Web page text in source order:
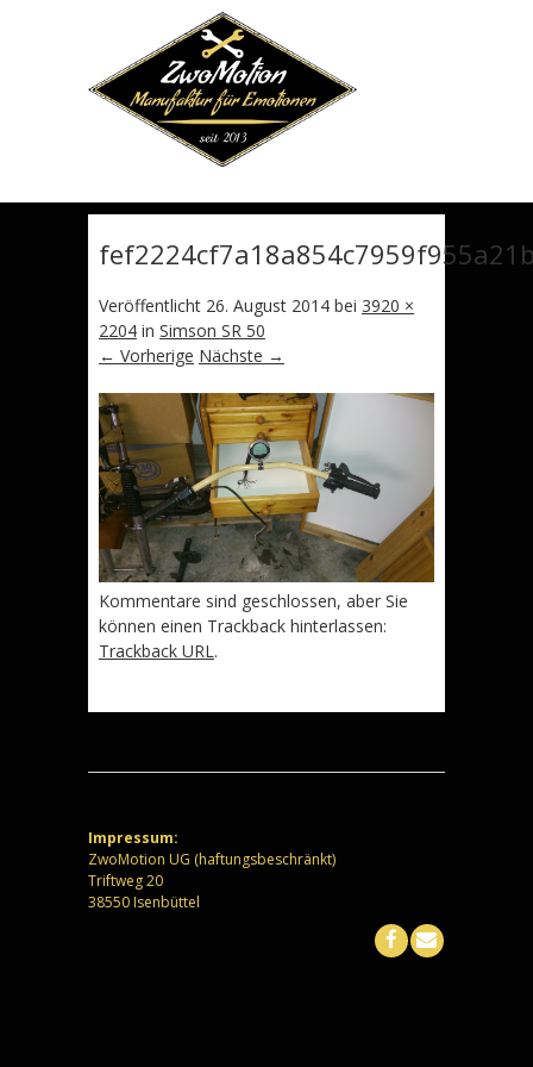
Veröffentlicht 26. August 2014 bei 3920 ×
2204 in Simson SR 50
← Vorherige Nächste →
Kommentare sind geschlossen, aber Sie
können einen Trackback hinterlassen:
Trackback URL .
Impressum:
ZwoMotion UG (haftungsbeschränkt)
Triftweg 20
38550 Isenbüttel
OKAY. VERSTANDEN.